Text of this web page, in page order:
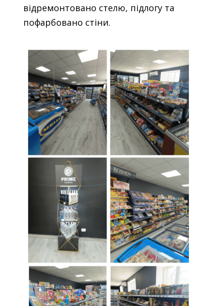
відремонтовано стелю, підлогу та
пофарбовано стіни.